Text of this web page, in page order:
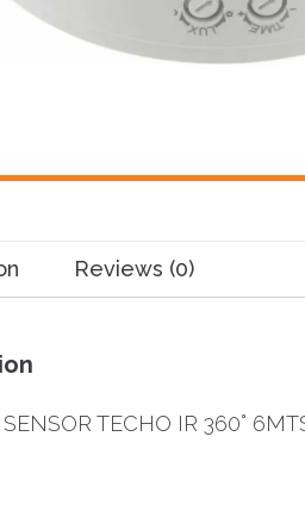
Reviews (0)
SENSOR TECHO IR 360°